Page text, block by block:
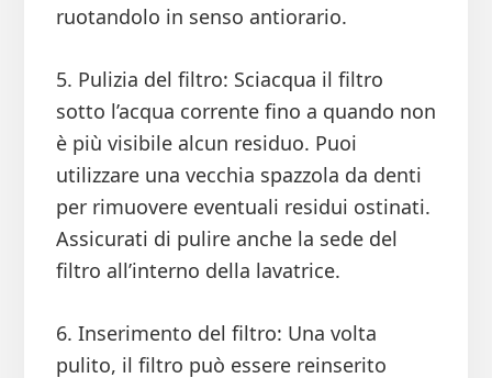
ruotandolo in senso antiorario.
5. Pulizia del filtro: Sciacqua il filtro
sotto l’acqua corrente fino a quando non
è più visibile alcun residuo. Puoi
utilizzare una vecchia spazzola da denti
per rimuovere eventuali residui ostinati.
Assicurati di pulire anche la sede del
filtro all’interno della lavatrice.
6. Inserimento del filtro: Una volta
pulito, il filtro può essere reinserito